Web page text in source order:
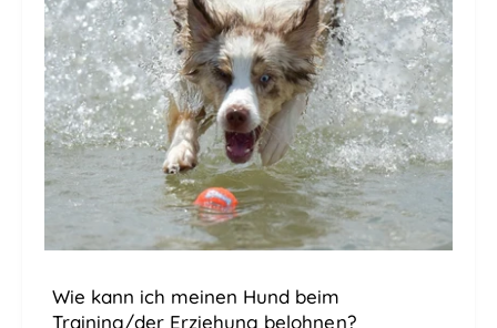
Wie kann ich meinen Hund beim
Training/der Erziehung belohnen?